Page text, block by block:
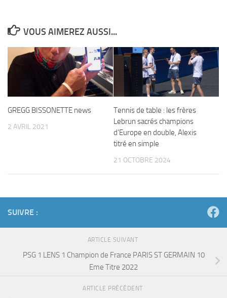
VOUS AIMEREZ AUSSI...
GREGG BISSONETTE news
2 AVRIL 2021
Tennis de table : les frères
Lebrun sacrés champions
d’Europe en double, Alexis
titré en simple
21 OCTOBRE 2024
SUIVRE :
ARTICLE SUIVANT
PSG 1 LENS 1 Champion de France PARIS ST GERMAIN 10
Eme Titre 2022
ARTICLE PRÉCÉDENT